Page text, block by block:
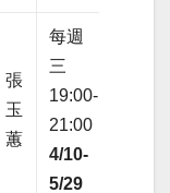
張
玉
蕙
每週
三
19:00-
21:00
4/10-
5/29